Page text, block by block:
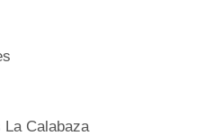
La Calabaza